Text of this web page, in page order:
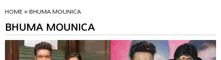
HOME»BHUMA MOUNICA
BHUMA MOUNICA